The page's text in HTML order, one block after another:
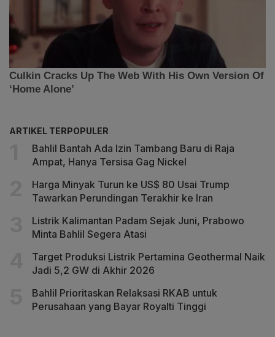
ARTIKEL TERPOPULER
Bahlil Bantah Ada Izin Tambang Baru di Raja
Ampat, Hanya Tersisa Gag Nickel
Harga Minyak Turun ke US$ 80 Usai Trump
Tawarkan Perundingan Terakhir ke Iran
Listrik Kalimantan Padam Sejak Juni, Prabowo
Minta Bahlil Segera Atasi
Target Produksi Listrik Pertamina Geothermal Naik
Jadi 5,2 GW di Akhir 2026
Bahlil Prioritaskan Relaksasi RKAB untuk
Perusahaan yang Bayar Royalti Tinggi